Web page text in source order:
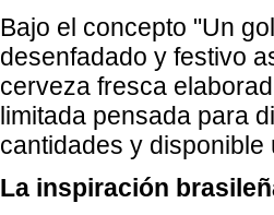
Bajo el concepto "Un
desenfadado y festivo
cerveza fresca
limitada pensada para
cantidades y
La inspiración